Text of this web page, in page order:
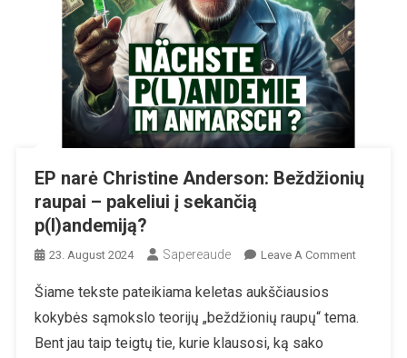
EP narė Christine Anderson: Beždžionių
raupai – pakeliui į sekančią
p(l)andemiją?
23. August 2024 Sapereaude Leave A CommentOn
Christine
Šiame tekste pateikiama keletas aukščiausios
kokybės sąmokslo teorijų „beždžionių raupų“ tema.
Bent jau taip teigtų tie, kurie klausosi, ką sako